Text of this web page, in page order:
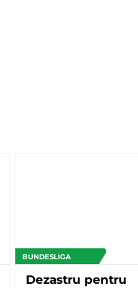
BUNDESLIGA
Dezastru pentru